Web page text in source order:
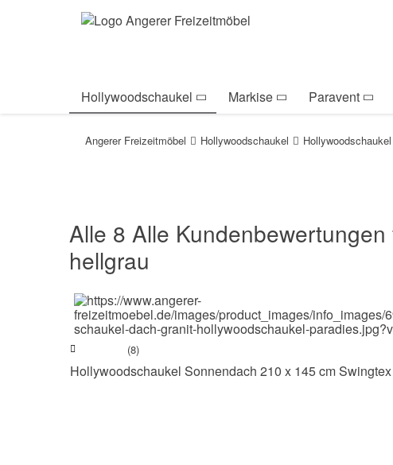
Zur Navigation springen
Hollywoodschaukel Markise Paravent
Angerer Freizeitmöbel Hollywoodschaukel
Alle 8 Alle
hellgrau
(8)
Hollywoodschaukel Sonnendach 210 x 145 cm